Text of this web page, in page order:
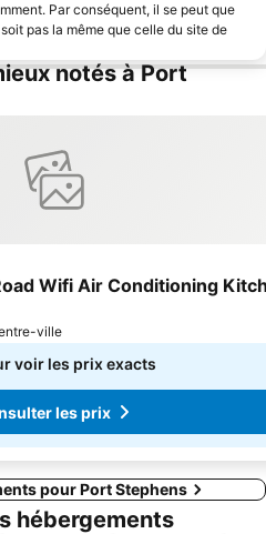
Par conséquent, il se peut que
pas la même que celle du site de
notés à Port
Wifi Air Conditioning
ville
voir les prix exacts
les prix
pour Port Stephens
hébergements